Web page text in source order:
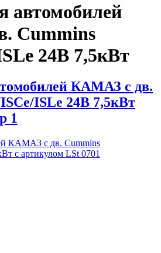
автомобилей
Cummins
24В 7,5кВт
КАМАЗ с дв.
ISLe 24В 7,5кВт
1
КАМАЗ с дв. Cummins
с артикулом LSt 0701